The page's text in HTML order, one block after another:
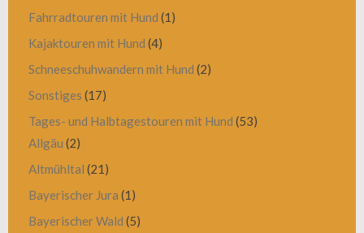
Fahrradtouren mit Hund (1)
Kajaktouren mit Hund (4)
Schneeschuhwandern mit Hund (2)
Sonstiges (17)
Tages- und Halbtagestouren mit Hund (53)
Allgäu (2)
Altmühltal (21)
Bayerischer Jura (1)
Bayerischer Wald (5)